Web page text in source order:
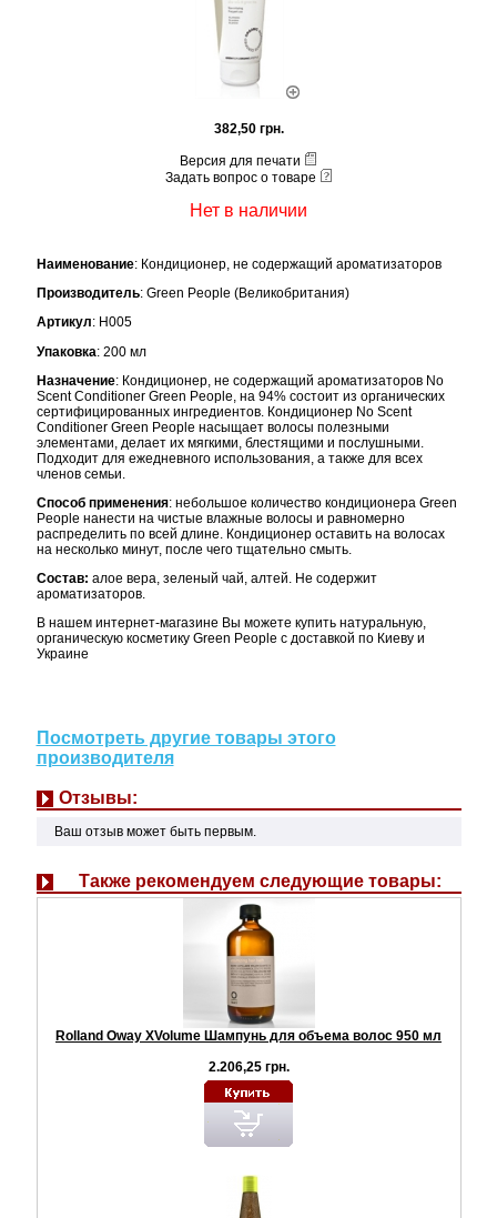
382,50 грн.
Версия для печати
Задать вопрос о товаре
Нет в наличии
Наименование: Кондиционер, не содержащий ароматизаторов
Производитель: Green People (Великобритания)
Артикул: H005
Упаковка: 200 мл
Назначение: Кондиционер, не содержащий ароматизаторов No
Scent Conditioner Green People, на 94% состоит из органических
сертифицированных ингредиентов. Кондиционер No Scent
Conditioner Green People насыщает волосы полезными
элементами, делает их мягкими, блестящими и послушными.
Подходит для ежедневного использования, а также для всех
членов семьи.
Способ применения: небольшое количество кондиционера Green
People нанести на чистые влажные волосы и равномерно
распределить по всей длине. Кондиционер оставить на волосах
на несколько минут, после чего тщательно смыть.
Состав: алое вера, зеленый чай, алтей. Не содержит
ароматизаторов.
В нашем интернет-магазине Вы можете купить натуральную,
органическую косметику Green People с доставкой по Киеву и
Украине
Посмотреть другие товары этого
производителя
Отзывы:
Ваш отзыв может быть первым.
Также рекомендуем следующие товары:
Rolland Oway XVolume Шампунь для объема волос 950 мл
2.206,25 грн.